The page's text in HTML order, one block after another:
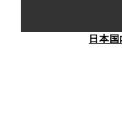
日本